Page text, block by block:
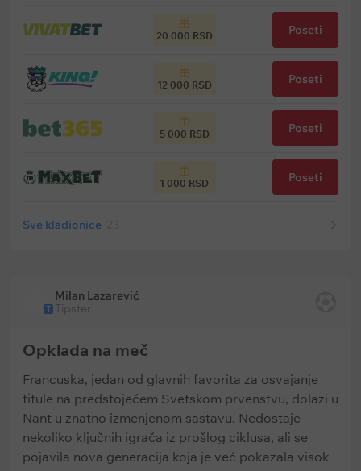
20 000 RSD Poseti
12 000 RSD Poseti
5 000 RSD Poseti
1 000 RSD Poseti
Sve kladionice
T
Milan Lazarević
Tipster
Opklada na meč
Francuska, jedan od glavnih favorita za osvajanje
titule na predstojećem Svetskom prvenstvu, dolazi u
Nant u znatno izmenjenom sastavu. Nedostaje
nekoliko ključnih igrača iz prošlog ciklusa, ali se
pojavila nova generacija koja je već pokazala visok